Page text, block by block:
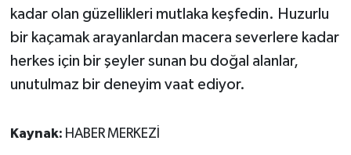
kadar olan güzellikleri mutlaka keşfedin. Huzurlu
bir kaçamak arayanlardan macera severlere kadar
herkes için bir şeyler sunan bu doğal alanlar,
unutulmaz bir deneyim vaat ediyor.
Kaynak: HABER MERKEZİ